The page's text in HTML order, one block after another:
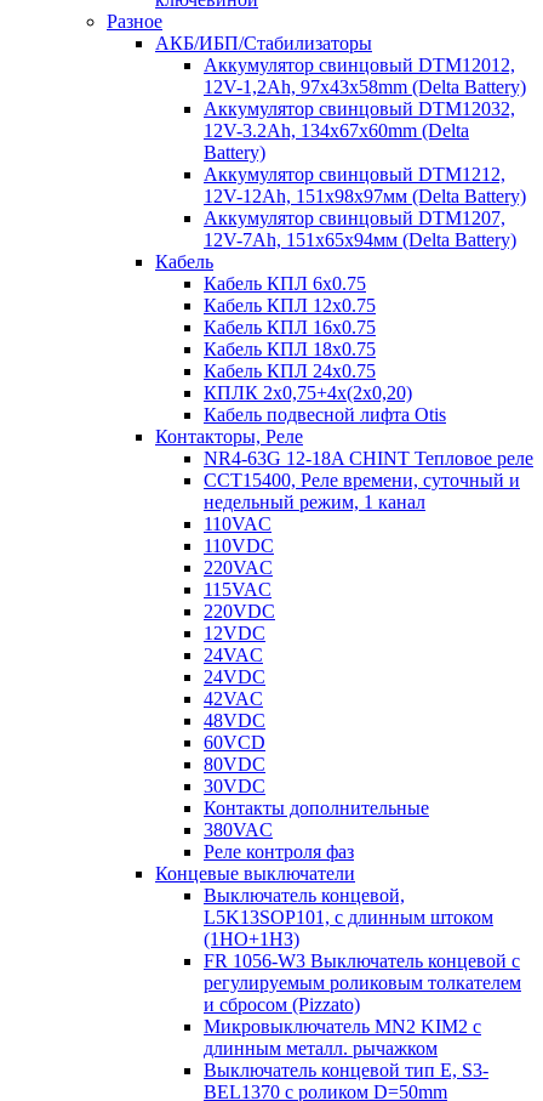
Разное
АКБ/ИБП/Стабилизаторы
Аккумулятор свинцовый DTM12012,
12V-1,2Ah, 97х43х58mm (Delta Battery)
Аккумулятор свинцовый DTM12032,
12V-3.2Ah, 134x67x60mm (Delta
Battery)
Аккумулятор свинцовый DTM1212,
12V-12Ah, 151х98х97мм (Delta Battery)
Аккумулятор свинцовый DTM1207,
12V-7Ah, 151х65х94мм (Delta Battery)
Кабель
Кабель КПЛ 6х0.75
Кабель КПЛ 12х0.75
Кабель КПЛ 16х0.75
Кабель КПЛ 18х0.75
Кабель КПЛ 24х0.75
КПЛК 2х0,75+4х(2х0,20)
Кабель подвесной лифта Otis
Контакторы, Реле
NR4-63G 12-18A CHINT Тепловое реле
CCT15400, Реле времени, суточный и
недельный режим, 1 канал
110VAC
110VDC
220VAC
115VAC
220VDC
12VDC
24VAC
24VDC
42VAC
48VDC
60VCD
80VDC
30VDC
Контакты дополнительные
380VAC
Реле контроля фаз
Концевые выключатели
Выключатель концевой,
L5K13SOP101, с длинным штоком
(1НО+1НЗ)
FR 1056-W3 Выключатель концевой с
регулируемым роликовым толкателем
и сбросом (Pizzato)
Микровыключатель MN2 KIM2 с
длинным металл. рычажком
Выключатель концевой тип Е, S3-
BEL1370 с роликом D=50mm